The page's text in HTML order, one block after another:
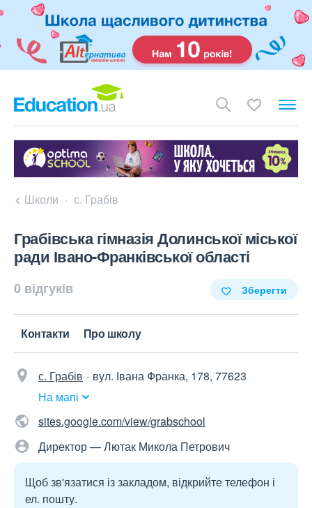
Школи с. Грабів
Грабівська гімназія Долинської міської
ради Івано-Франківської області
0 відгуків Зберегти
Контакти Про школу
с. Грабів
вул. Івана Франка, 178, 77623
На мапі
sites.google.com/view/grabschool
Директор — Лютак Микола Петрович
Щоб зв'язатися із закладом, відкрийте телефон і
ел. пошту.